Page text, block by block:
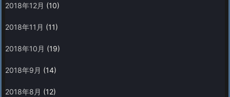
2018年12月 (10)
2018年11月 (11)
2018年10月 (19)
2018年9月 (14)
2018年8月 (12)